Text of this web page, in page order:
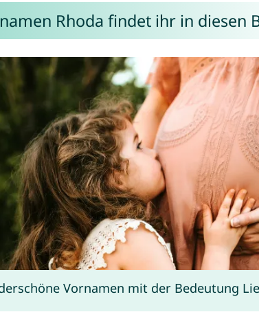
Rhoda findet ihr in diesen
Vornamen mit der Bedeutung